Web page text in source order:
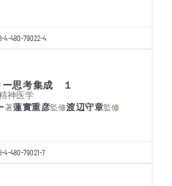
4-480-79022-4
ー思考集成 １
神医学
著蓮實重彦監修渡辺守章監修
4-480-79021-7